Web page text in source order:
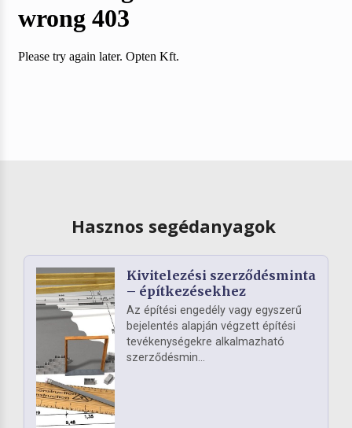
Hasznos segédanyagok
Kivitelezési szerződésminta
– építkezésekhez
Az építési engedély vagy egyszerű
bejelentés alapján végzett építési
tevékenységekre alkalmazható
szerződésmin...